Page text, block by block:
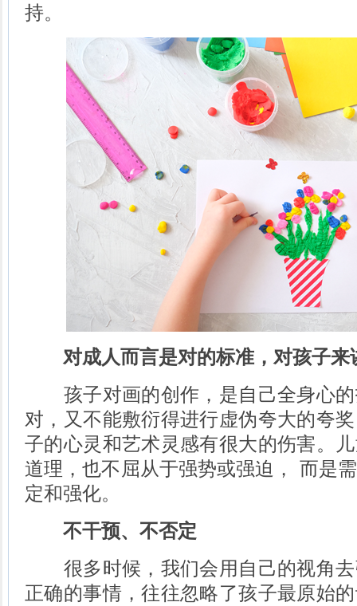
持。
对成人而言是对的标准，对孩子来
孩子对画的创作，是自己全身心的
对，又不能敷衍得进行虚伪夸大的夸
子的心灵和艺术灵感有很大的伤害。
道理，也不屈从于强势或强迫， 而是
定和强化。
不干预、不否定
很多时候，我们会用自己的视角去
正确的事情，往往忽略了孩子最原始